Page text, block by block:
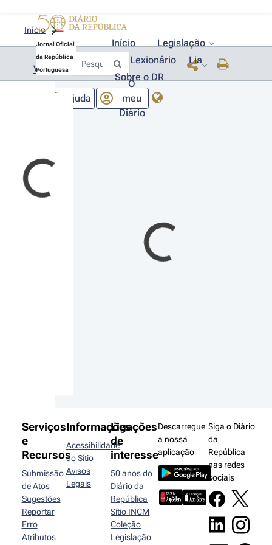
Jornal Oficial
da República
Portuguesa
Início
Legislação
Lexionário
Lia
Sobre o DR
Ajuda
O
meu
Diário
Início
Voltar
Serviços
e
Recursos
Submissão
de Atos
Sugestões
Reportar
Erro
Atributos
Informações
Acessibilidade
do Sítio
Avisos
Legais
Ligações
de
interesse
50 anos do
Diário da
República
Sítio INCM
Coleção
Legislação
Descarregue
a nossa
aplicação
Siga o Diário
da
República
nas redes
sociais